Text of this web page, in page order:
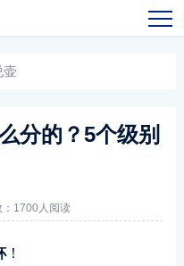
壶
分的？5个级别
1700人阅读
！